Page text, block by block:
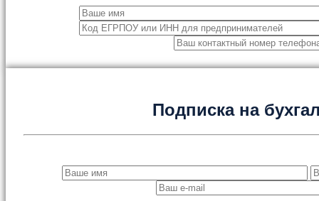
Подписка на